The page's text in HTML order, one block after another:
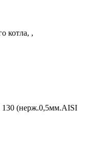
котла, ,
130 (нерж.0,5мм.AISI